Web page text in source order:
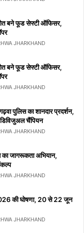
बने फूड सेफ्टी ऑफिसर,
JHARKHAND
बने फूड सेफ्टी ऑफिसर,
JHARKHAND
पुलिस का शानदार प्रदर्शन,
चैंपियन
JHARKHAND
का जागरूकता अभियान,
JHARKHAND
की घोषणा, 20 से 22 जून
JHARKHAND